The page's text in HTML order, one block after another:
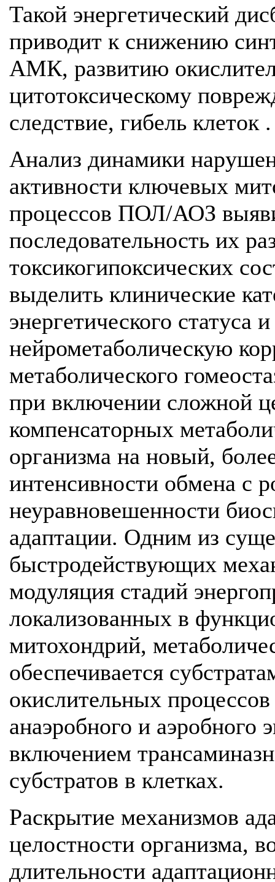
Такой энергетический
приводит к снижению
АМК, развитию
цитотоксическому
следствие, гибель клеток .
Анализ динамики
активности ключевых
процессов ПОЛ/АОЗ
последовательность их
токсикогипоксических
выделить клинические
энергетического статуса
нейрометаболическую
метаболического
при включении сложной
компенсаторных
организма на новый,
интенсивности обмена с
неуравновешенности
адаптации. Одним из
быстродействующих
модуляция стадий
локализованных в
митохондрий,
обеспечивается
окислительных
анаэробного и аэробного
включением
субстратов в клетках.
Раскрытие механизмов
целостности организма,
длительности